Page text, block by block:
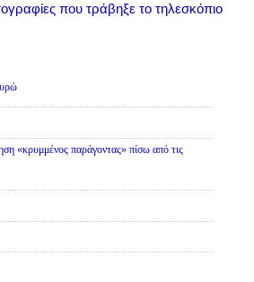
που τράβηξε το τηλεσκόπιο
«κρυμμένος παράγοντας» πίσω από τις